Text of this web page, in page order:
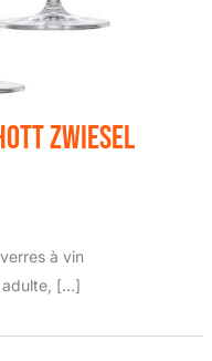
Zwiesel
à vin
adulte, […]